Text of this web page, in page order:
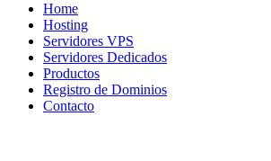
Home
Hosting
Servidores VPS
Servidores Dedicados
Productos
Registro de Dominios
Contacto